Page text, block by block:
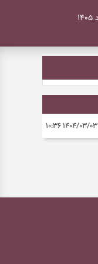
۱۴۰۴/۰۳/۰۳ ۱۰:۳۶